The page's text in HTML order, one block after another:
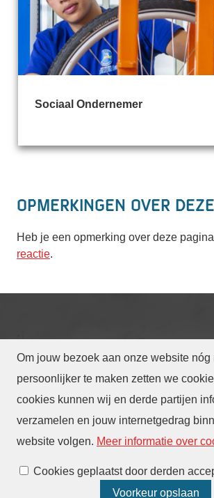
Om jouw bezoek aan onze website nóg
persoonlijker te maken zetten we
cookies kunnen wij en derde partijen
verzamelen en jouw internetgedrag
website volgen. Meer informatie over
Cookies geplaatst door derden
Voorkeur opslaan
Sociaal Ondernemer
Opmerkingen over
Heb je een opmerking over deze
reactie.
© Gemeente Eindhoven2026
Webarchief
Cookies beheren